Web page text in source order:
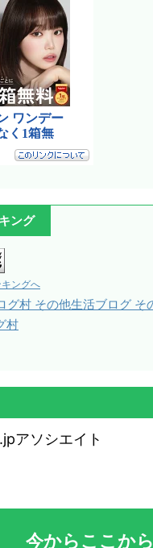
ング
ングへ
村
アソシエイト
今からここから